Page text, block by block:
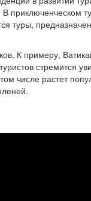
В приключенческом
туры,
К примеру,
стремится
числе растет